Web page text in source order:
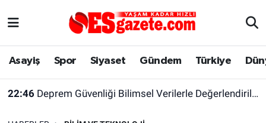
Asayiş Spor Siyaset Gündem Türkiye
22:46 Deprem Güvenliği Bilimsel Verilerle Değerlendirilmeli
Asayiş
Yaşam
Eskişehir Nöbetçi Eczaneler